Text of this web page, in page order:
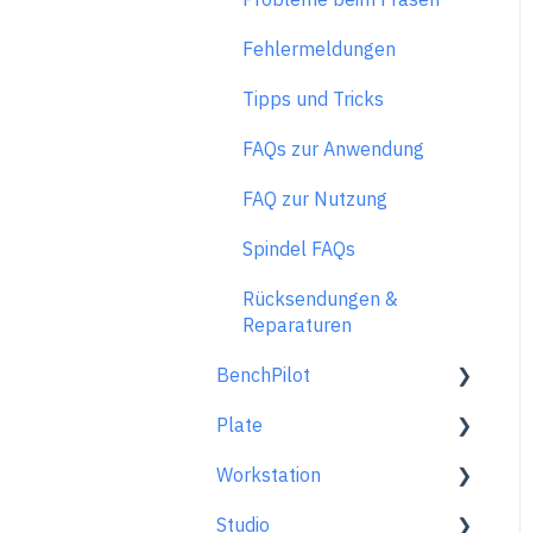
Fehlermeldungen
Tipps und Tricks
FAQs zur Anwendung
FAQ zur Nutzung
Spindel FAQs
Rücksendungen &
Reparaturen
BenchPilot
Mit BenchPilot verbinden
Einstellungen vor dem
Plate
Allgemein
Im Überblick
Workstation
Generelle Informationen
Studio